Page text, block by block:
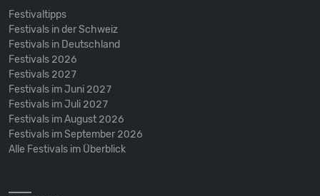
Festivaltipps
Festivals in der Schweiz
Festivals in Deutschland
Festivals 2026
Festivals 2027
Festivals im Juni 2027
Festivals im Juli 2027
Festivals im August 2026
Festivals im September 2026
Alle Festivals im Überblick